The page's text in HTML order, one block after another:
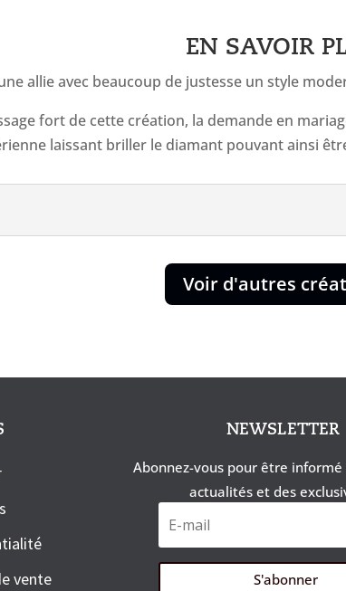
EN SAVOIR
allie avec beaucoup de justesse un style
fort de cette création, la demande en
laissant briller le diamant pouvant ainsi
Voir d'autres
vente
NEWSLETTER
Abonnez-vous pour être
actualités et des
S'abonner